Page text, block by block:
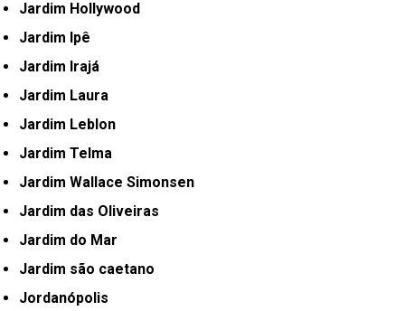
Jardim Hollywood
Jardim Ipê
Jardim Irajá
Jardim Laura
Jardim Leblon
Jardim Telma
Jardim Wallace Simonsen
Jardim das Oliveiras
Jardim do Mar
Jardim são caetano
Jordanópolis